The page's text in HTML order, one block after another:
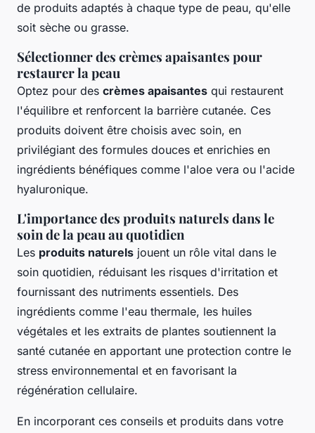
de produits adaptés à chaque type de peau, qu'elle
soit sèche ou grasse.
Sélectionner des crèmes apaisantes pour
restaurer la peau
Optez pour des crèmes apaisantes qui restaurent
l'équilibre et renforcent la barrière cutanée. Ces
produits doivent être choisis avec soin, en
privilégiant des formules douces et enrichies en
ingrédients bénéfiques comme l'aloe vera ou l'acide
hyaluronique.
L'importance des produits naturels dans le
soin de la peau au quotidien
Les produits naturels jouent un rôle vital dans le
soin quotidien, réduisant les risques d'irritation et
fournissant des nutriments essentiels. Des
ingrédients comme l'eau thermale, les huiles
végétales et les extraits de plantes soutiennent la
santé cutanée en apportant une protection contre le
stress environnemental et en favorisant la
régénération cellulaire.
En incorporant ces conseils et produits dans votre